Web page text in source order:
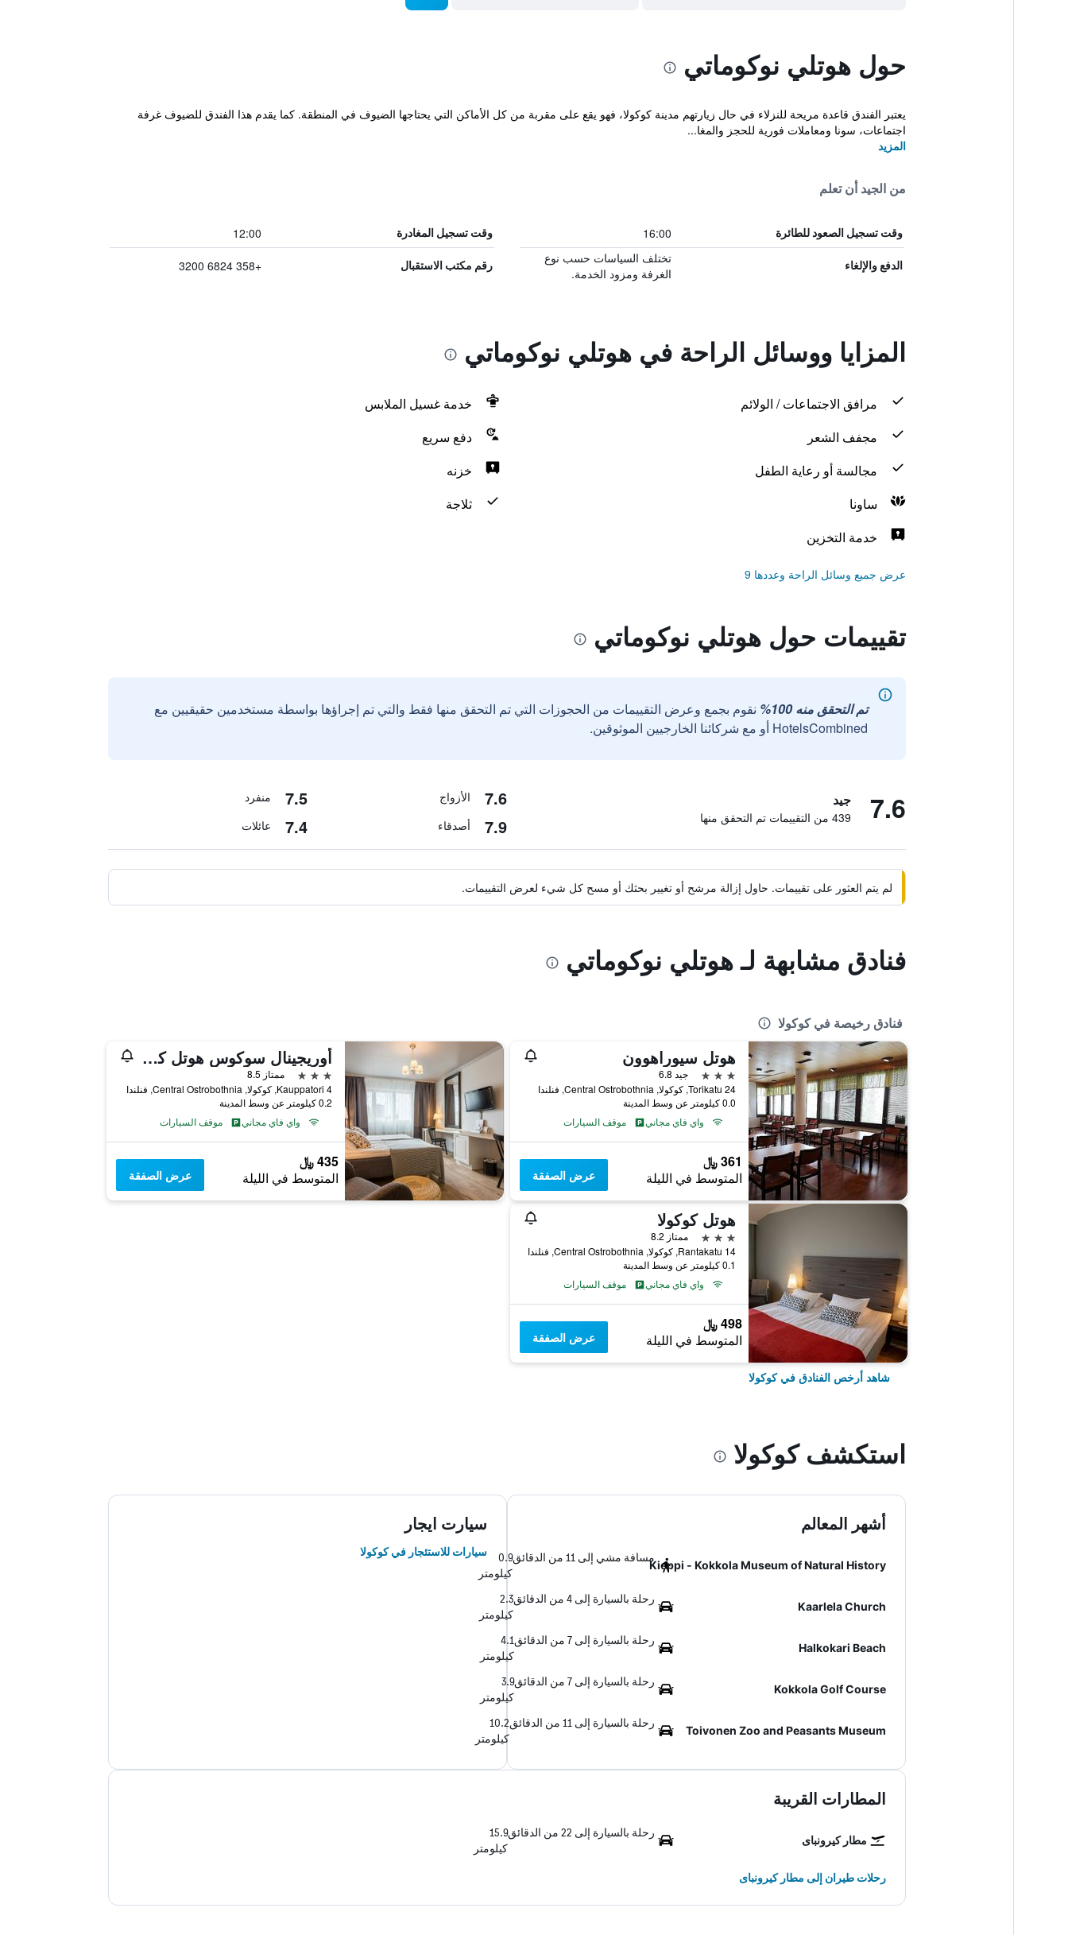
حول هوتلي نوكوماتي
يعتبر الفندق قاعدة مريحة للنزلاء في حال زيارتهم مدينة كوكولا، فهو يقع على مقربة من كل الأماكن التي يحتاجها الضيوف في المنطقة. كما يقدم هذا الفندق للضيوف غرفة
اجتماعات، سونا ومعاملات فورية للحجز والمغا...
المزيد
من الجيد أن تعلم
وقت تسجيل الصعود للطائرة 16:00 وقت تسجيل المغادرة 12:00
الدفع والإلغاء
تختلف السياسات حسب نوع
الغرفة ومزود الخدمة.
رقم مكتب الاستقبال +358 6824 3200
المزايا ووسائل الراحة في هوتلي نوكوماتي
مرافق الاجتماعات / الولائم
خدمة غسيل الملابس
مجفف الشعر
دفع سريع
مجالسة أو رعاية الطفل
خزنه
ساونا
ثلاجة
خدمة التخزين
عرض جميع وسائل الراحة وعددها 9
تقييمات حول هوتلي نوكوماتي
تم التحقق منه 100%
نقوم بجمع وعرض التقييمات من الحجوزات التي تم التحقق منها فقط والتي تم إجراؤها بواسطة مستخدمين حقيقيين مع
HotelsCombined أو مع شركائنا الخارجيين الموثوقين.
7.6 جيد
439 من التقييمات تم التحقق منها
7.6 الأزواج 7.5 منفرد
7.9 أصدقاء 7.4 عائلات
لم يتم العثور على تقييمات. حاول إزالة مرشح أو تغيير بحثك أو مسح كل شيء لعرض التقييمات.
فنادق مشابهة لـ هوتلي نوكوماتي
فنادق رخيصة في كوكولا
هوتل سيوراهوون
3 نجوم
جيد 6.8
Torikatu 24, كوكولا, Central Ostrobothnia, فنلندا
0.0 كيلومتر عن وسط المدينة
واي فاي مجاني
موقف السيارات
361 ﷼
المتوسط في الليلة عرض الصفقة
أوريجينال سوكوس هوتل كارلي
3 نجوم
ممتاز 8.5
Kauppatori 4, كوكولا, Central Ostrobothnia, فنلندا
0.2 كيلومتر عن وسط المدينة
واي فاي مجاني
موقف السيارات
435 ﷼
المتوسط في الليلة عرض الصفقة
هوتل كوكولا
3 نجوم
ممتاز 8.2
Rantakatu 14, كوكولا, Central Ostrobothnia, فنلندا
0.1 كيلومتر عن وسط المدينة
واي فاي مجاني
موقف السيارات
498 ﷼
المتوسط في الليلة عرض الصفقة
شاهد أرخص الفنادق في كوكولا
استكشف كوكولا
أشهر المعالم
Kieppi - Kokkola Museum of Natural History
مسافة مشي إلى 11 من الدقائق
0.9
كيلومتر
Kaarlela Church
رحلة بالسيارة إلى 4 من الدقائق
2.3
كيلومتر
Halkokari Beach
رحلة بالسيارة إلى 7 من الدقائق
4.1
كيلومتر
Kokkola Golf Course
رحلة بالسيارة إلى 7 من الدقائق
3.9
كيلومتر
Toivonen Zoo and Peasants Museum
رحلة بالسيارة إلى 11 من الدقائق
10.2
كيلومتر
سيارت ايجار
سيارات للاستئجار في كوكولا
المطارات القريبة
مطار كيرونباى
رحلة بالسيارة إلى 22 من الدقائق
15.9
كيلومتر
رحلات طيران إلى مطار كيرونباى